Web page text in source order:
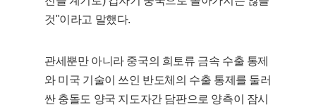
것"이라고 말했다.
관세뿐만 아니라 중국의 희토류 금속 수출 통제
와 미국 기술이 쓰인 반도체의 수출 통제를 둘러
싼 충돌도 양국 지도자간 담판으로 양측이 잠시